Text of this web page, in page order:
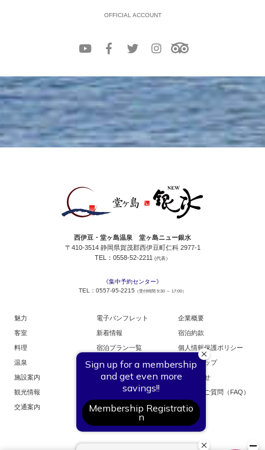
OFFICIAL ACCOUNT
西伊豆・堂ヶ島温泉 堂ヶ島ニュー銀水
〒410-3514 静岡県賀茂郡西伊豆町仁科 2977-1
TEL：0558-52-2211 (代表）
《集中予約センター》
TEL：0557-95-2215 （受付時間 9:30 ～ 17:00）
魅力
客室
料理
温泉
施設案内
観光情報
交通案内
電子パンフレット
新着情報
宿泊プラン一覧
お部屋からご予約
企業概要
宿泊約款
個人情報保護ポリシー
サイトマップ
お問い合せ
よくあるご質問（FAQ）